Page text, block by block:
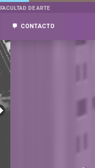
FACULTAD DE ARTE
CONTACTO